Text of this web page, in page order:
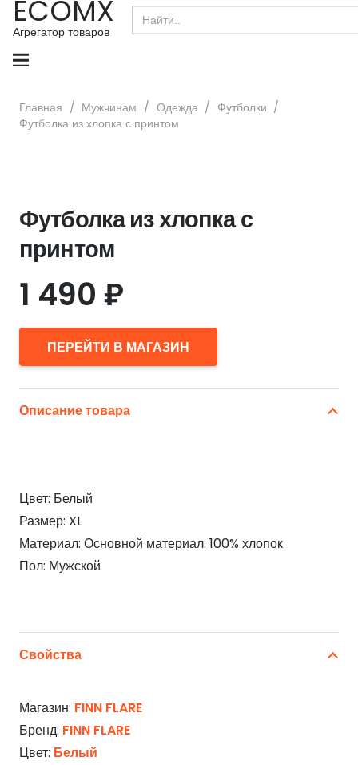
ECOMX
Агрегатор товаров
Search
for:
Главная / Мужчинам / Одежда / Футболки /
Футболка из хлопка с принтом
Футболка из хлопка с
принтом
1 490 ₽
ПЕРЕЙТИ В МАГАЗИН
Описание товара
Цвет: Белый
Размер: XL
Материал: Основной материал: 100% хлопок
Пол: Мужской
Свойства
Магазин: FINN FLARE
Бренд: FINN FLARE
Цвет: Белый